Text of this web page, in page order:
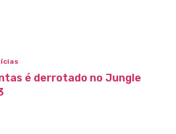
é derrotado no Jungle